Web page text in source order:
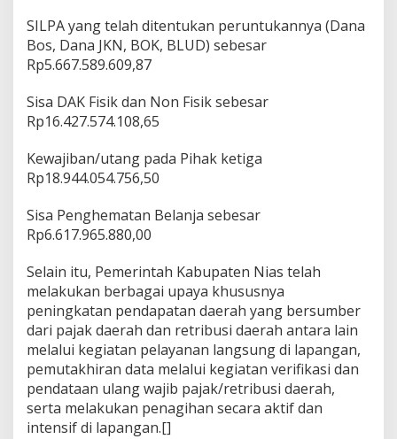
SILPA yang telah ditentukan peruntukannya (Dana
Bos, Dana JKN, BOK, BLUD) sebesar
Rp5.667.589.609,87
Sisa DAK Fisik dan Non Fisik sebesar
Rp16.427.574.108,65
Kewajiban/utang pada Pihak ketiga
Rp18.944.054.756,50
Sisa Penghematan Belanja sebesar
Rp6.617.965.880,00
Selain itu, Pemerintah Kabupaten Nias telah
melakukan berbagai upaya khususnya
peningkatan pendapatan daerah yang bersumber
dari pajak daerah dan retribusi daerah antara lain
melalui kegiatan pelayanan langsung di lapangan,
pemutakhiran data melalui kegiatan verifikasi dan
pendataan ulang wajib pajak/retribusi daerah,
serta melakukan penagihan secara aktif dan
intensif di lapangan.[]